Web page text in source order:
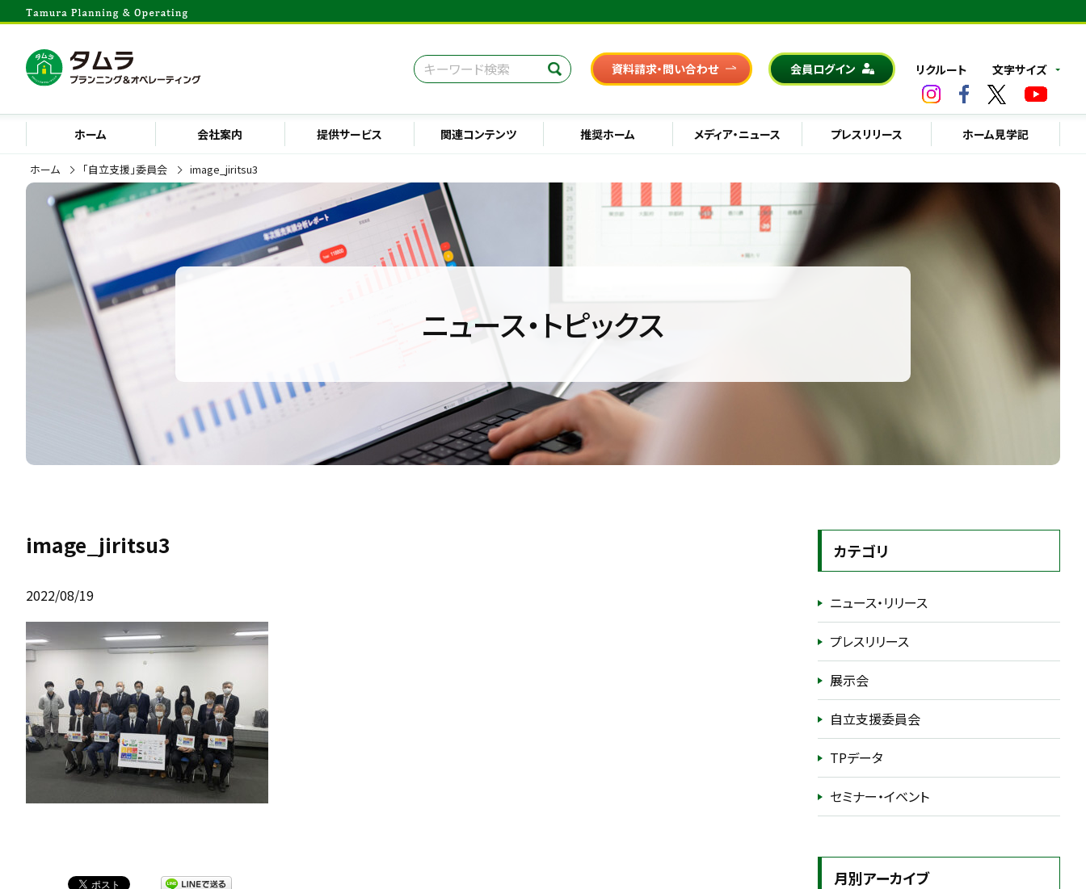
資料請求・問い合わせ 会員ログイン リクルート 文字サイズ
ホーム 会社案内 提供サービス 関連コンテンツ 推奨ホーム メディア・ニュース プレスリリース ホーム見学記
ホーム 「自立支援」委員会 image_jiritsu3
ニュース・トピックス
image_jiritsu3
2022/08/19
カテゴリ
ニュース・リリース
プレスリリース
展示会
自立支援委員会
TPデータ
セミナー・イベント
月別アーカイブ